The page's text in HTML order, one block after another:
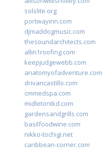
solslite.org
portwayinn.com
djmaddogmusic.com
thesoundarchitects.com
allin1roofing.com
keepjudgewebb.com
anatomyofadventure.com
drivancastillo.com
cmmedspa.com
midletontkd.com
gardensandgrills.com
basilfoodwine.com
nikko-tochigi.net
caribbean-corner.com